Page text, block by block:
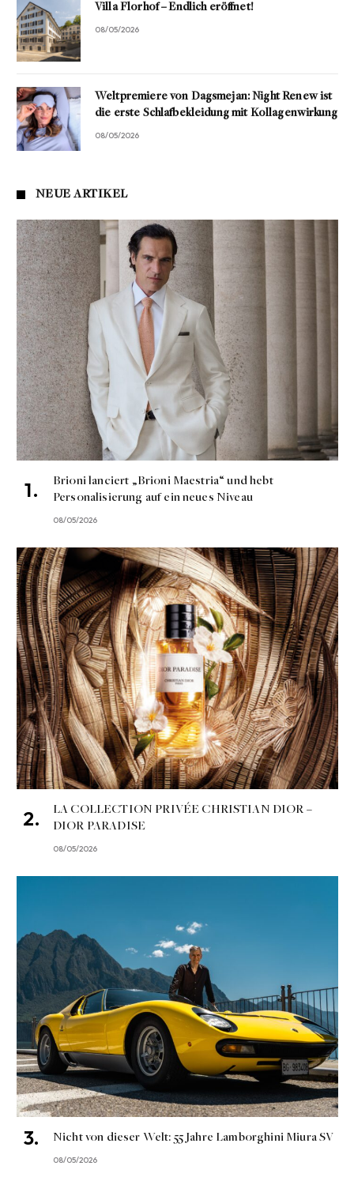
Villa Florhof – Endlich eröffnet!
08/05/2026
Weltpremiere von Dagsmejan: Night Renew ist
die erste Schlafbekleidung mit Kollagenwirkung
08/05/2026
NEUE ARTIKEL
Brioni lanciert „Brioni Maestria“ und hebt
Personalisierung auf ein neues Niveau
08/05/2026
LA COLLECTION PRIVÉE CHRISTIAN DIOR –
DIOR PARADISE
08/05/2026
Nicht von dieser Welt: 55 Jahre Lamborghini Miura SV
08/05/2026